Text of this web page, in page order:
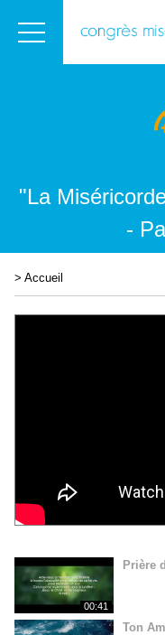
"La
-
> Accueil
00:41
Prière
Ton